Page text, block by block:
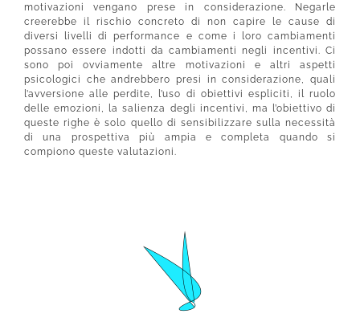
motivazioni vengano prese in considerazione. Negarle
creerebbe il rischio concreto di non capire le cause di
diversi livelli di performance e come i loro cambiamenti
possano essere indotti da cambiamenti negli incentivi. Ci
sono poi ovviamente altre motivazioni e altri aspetti
psicologici che andrebbero presi in considerazione, quali
l’avversione alle perdite, l’uso di obiettivi espliciti, il ruolo
delle emozioni, la salienza degli incentivi, ma l’obiettivo di
queste righe è solo quello di sensibilizzare sulla necessità
di una prospettiva più ampia e completa quando si
compiono queste valutazioni.